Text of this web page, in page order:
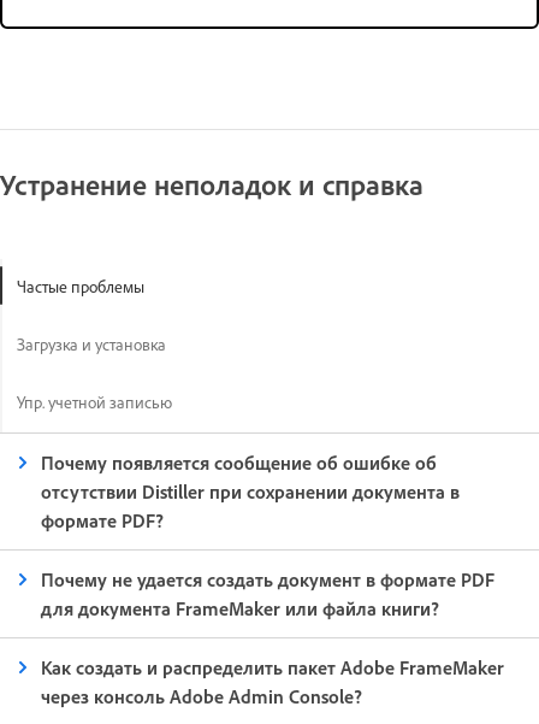
Устранение неполадок и справка
Частые проблемы
Загрузка и установка
Упр. учетной записью
Почему появляется сообщение об ошибке об
отсутствии Distiller при сохранении документа в
формате PDF?
Почему не удается создать документ в формате PDF
для документа FrameMaker или файла книги?
Как создать и распределить пакет Adobe FrameMaker
через консоль Adobe Admin Console?